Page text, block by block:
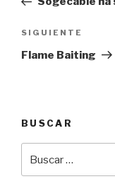
entradas
Siguiente
entrada
SIGUIENTE
Flame Baiting
BUSCAR
por: